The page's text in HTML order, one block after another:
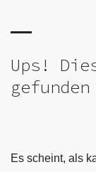
Ups!
Es scheint, als